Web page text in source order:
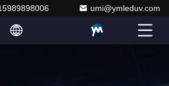
umi@ymleduv.com